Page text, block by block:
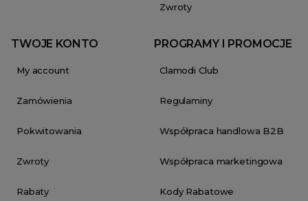
Zwroty
TWOJE KONTO
My account
Zamówienia
Pokwitowania
Zwroty
Rabaty
PROGRAMY I PROMOCJE
Clamodi Club
Regulaminy
Współpraca handlowa B2B
Współpraca marketingowa
Kody Rabatowe